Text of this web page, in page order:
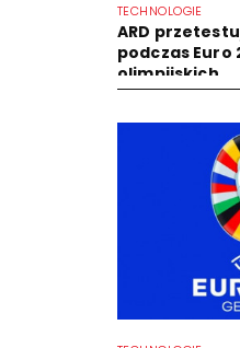
TECHNOLOGIE
ARD
podczas Euro
olimpijskich